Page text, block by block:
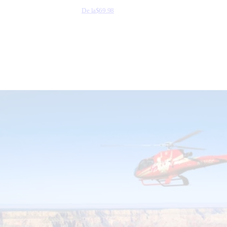
De la$69.98